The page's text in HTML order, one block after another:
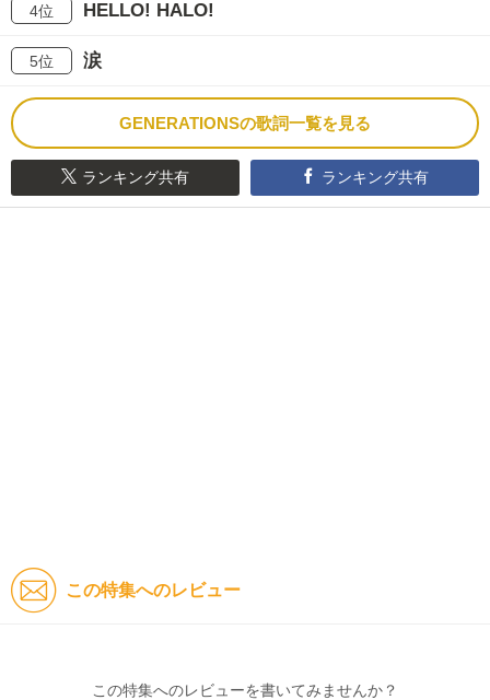
4位 HELLO! HALO!
5位 涙
GENERATIONSの歌詞一覧を見る
ランキング共有 ランキング共有
この特集へのレビュー
この特集へのレビューを書いてみませんか？